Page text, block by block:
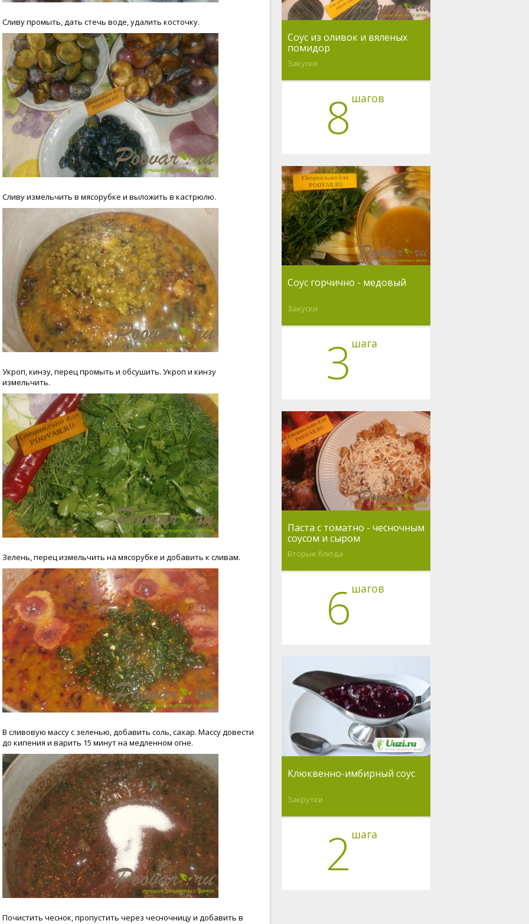
Сливу промыть, дать стечь воде, удалить косточку.
Сливу измельчить в мясорубке и выложить в кастрюлю.
Укроп, кинзу, перец промыть и обсушить. Укроп и кинзу
измельчить.
Зелень, перец измельчить на мясорубке и добавить к сливам.
В сливовую массу с зеленью, добавить соль, сахар. Массу довести
до кипения и варить 15 минут на медленном огне.
Почистить чеснок, пропустить через чесночницу и добавить в
Соус из оливок и вяленых
помидор
Закуски
8 шагов
Соус горчично - медовый
Закуски
3 шага
Паста с томатно - чесночным
соусом и сыром
Вторые блюда
6 шагов
Клюквенно-имбирный соус
Закрутки
2 шага